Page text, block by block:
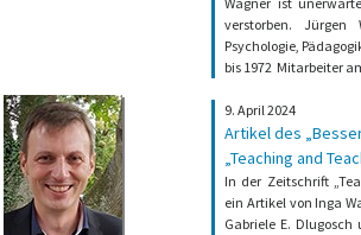
verstorben. Jürgen
Psychologie,
bis 1972 Mitarbeiter
9. April 2024
Artikel des
„Teaching and
In der Zeitschrift
ein Artikel von Inga
Gabriele E.